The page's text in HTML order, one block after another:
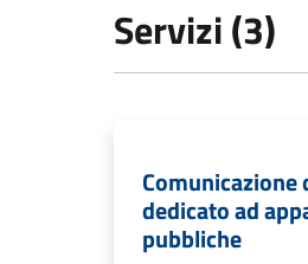
Servizi (3)
dedicato ad
pubbliche